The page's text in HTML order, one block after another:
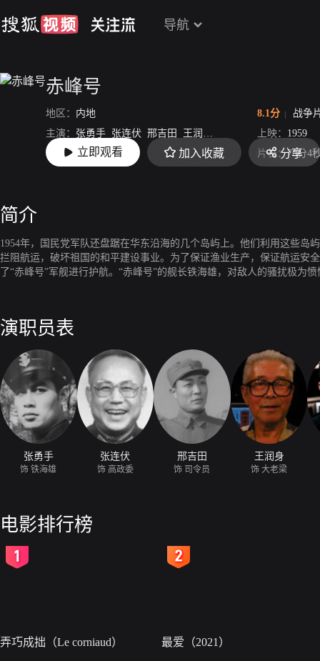
导航
赤峰号
地区： 内地 8.1分
战争
主演： 张勇手 张连伏 邢吉田 王润身 上映： 1959
导演： 严寄洲 片长：70分4
立即观看 加入收藏 分享
简介
1954年，国民党军队还盘踞在华东沿海的几个岛屿上。他们利用这些岛
拦阻航运，破坏祖国的和平建设事业。为了保证渔业生产，保证航运安
了“赤峰号”军舰进行护航。“赤峰号”的舰长铁海雄，对敌人的骚扰极为
号”的三号舱被击中进水，水兵大老梁受伤，他和战友小刘用身体堵住了
舰的炮火，向敌舰轰击，敌舰中弹，逐渐沉人了海底。我年轻人民海军
我军乘胜解放了大山岛。
演职员表
张勇手
饰 铁海雄
张连伏
饰 高政委
邢吉田
饰 司令员
王润身
饰 大老梁
电影排行榜
弄巧成拙（Le corniaud） 最爱（2021）